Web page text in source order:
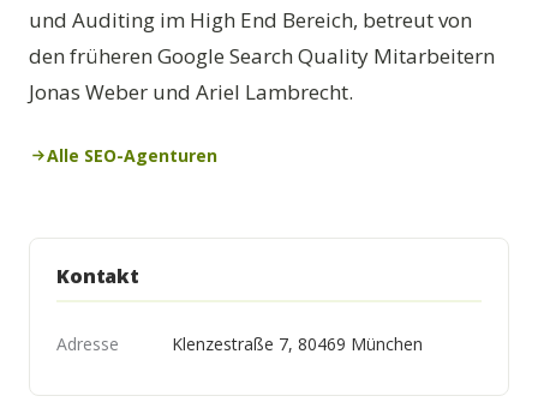
und Auditing im High End Bereich, betreut von
den früheren Google Search Quality Mitarbeitern
Jonas Weber und Ariel Lambrecht.
Alle SEO-Agenturen
Kontakt
Adresse Klenzestraße 7, 80469 München